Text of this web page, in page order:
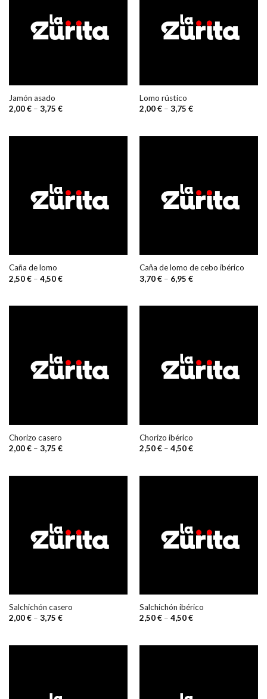
Jamón asado
2,00€– 3,75 €
Lomo rústico
2,00€– 3,75 €
Caña de lomo
2,50€– 4,50€
Caña de lomo de cebo ibérico
3,70€– 6,95 €
Chorizo casero
2,00€– 3,75 €
Chorizo ibérico
2,50€– 4,50€
Salchichón casero
2,00€– 3,75 €
Salchichón ibérico
2,50€– 4,50€